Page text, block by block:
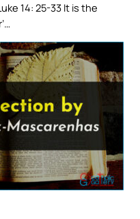
14: 25-33 It is the